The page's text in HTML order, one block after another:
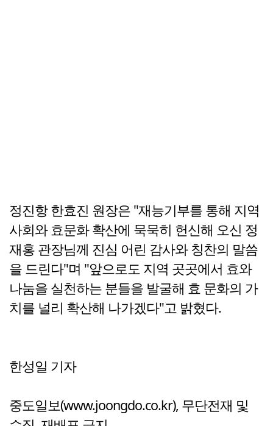
정진항 한효진 원장은 "재능기부를 통해 지역
사회와 효문화 확산에 묵묵히 헌신해 오신 정
재홍 관장님께 진심 어린 감사와 칭찬의 말씀
을 드린다"며 "앞으로도 지역 곳곳에서 효와
나눔을 실천하는 분들을 발굴해 효 문화의 가
치를 널리 확산해 나가겠다"고 밝혔다.
한성일 기자
중도일보(www.joongdo.co.kr), 무단전재 및